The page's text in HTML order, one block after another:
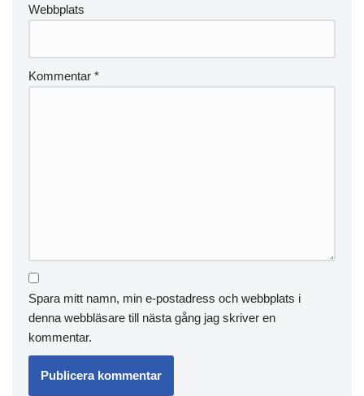
Webbplats
Kommentar *
Spara mitt namn, min e-postadress och webbplats i
denna webbläsare till nästa gång jag skriver en
kommentar.